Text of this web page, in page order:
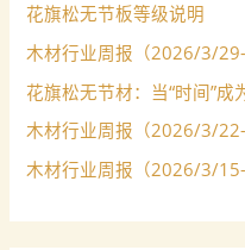
花旗松无节板等级说明
木材行业周报（2026/3/
花旗松无节材：当“时间”成
木材行业周报（2026/3/
木材行业周报（2026/3/